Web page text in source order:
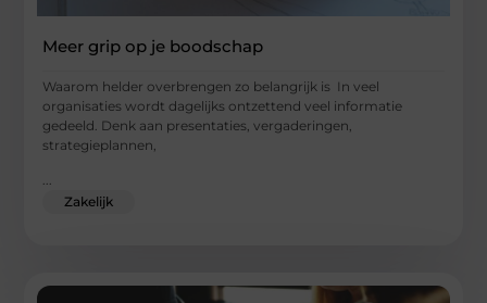
Meer grip op je boodschap
Waarom helder overbrengen zo belangrijk is In veel
organisaties wordt dagelijks ontzettend veel informatie
gedeeld. Denk aan presentaties, vergaderingen,
strategieplannen,
...
Zakelijk